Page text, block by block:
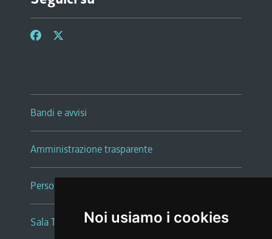
Noi usiamo i cookies
Bandi e avvisi
Amministrazione trasparente
Persone e Uffici
Sala Tiziano Tessitori